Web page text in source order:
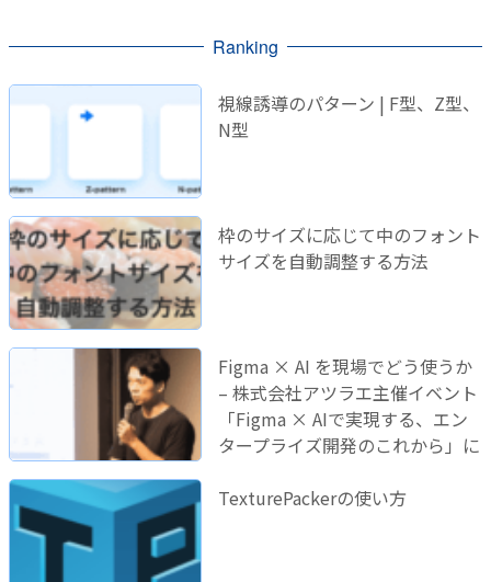
Ranking
視線誘導のパターン | F型、Z型、
N型
枠のサイズに応じて中のフォント
サイズを自動調整する方法
Figma × AI を現場でどう使うか
– 株式会社アツラエ主催イベント
「Figma × AIで実現する、エン
タープライズ開発のこれから」に
TexturePackerの使い方